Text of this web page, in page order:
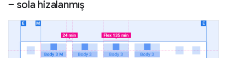
– sola hizalanmış